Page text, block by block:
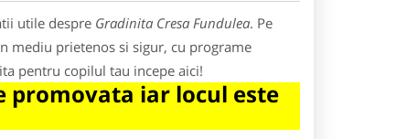
utile despre Gradinita Cresa Fundulea. Pe
mediu prietenos si sigur, cu programe
pentru copilul tau incepe aici!
promovata iar locul este